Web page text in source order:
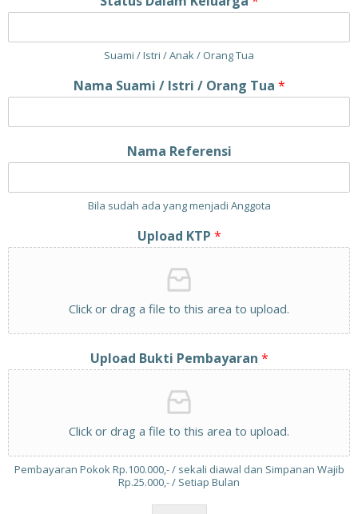
Suami / Istri / Anak / Orang Tua
Nama Suami / Istri / Orang Tua *
Nama Referensi
Bila sudah ada yang menjadi Anggota
Upload KTP *
Click or drag a file to this area to upload.
Upload Bukti Pembayaran *
Click or drag a file to this area to upload.
Pembayaran Pokok Rp.100.000,- / sekali diawal dan Simpanan Wajib
Rp.25.000,- / Setiap Bulan